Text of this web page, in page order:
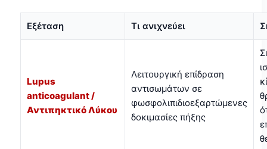
Εξέταση Τι ανιχνεύει
Lupus
anticoagulant /
Αντιπηκτικό Λύκου
Λειτουργική επίδραση
αντισωμάτων σε
φωσφολιπιδιοεξαρτώμενες
δοκιμασίες πήξης